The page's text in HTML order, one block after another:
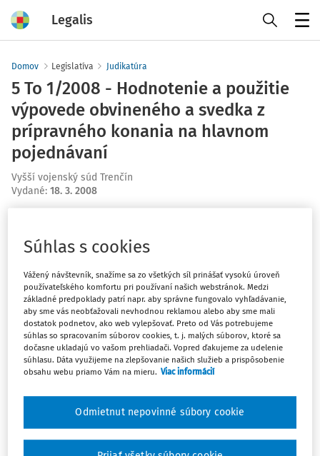
Legalis
Domov Legislatíva Judikatúra
5 To 1/2008 - Hodnotenie a použitie
výpovede obvineného a svedka z
prípravného konania na hlavnom
pojednávaní
Vyšší vojenský súd Trenčín
Vydané: 18. 3. 2008
Ups, zatiaľ ste si prečítali len
začiatok...
Celý odborný obsah z tejto oblasti je
dostupný predplatiteľom portálu.
Odomknite si prístup k odbornému
Súhlas s cookies
Vážený návštevník, snažíme sa zo všetkých síl prinášať vysokú úroveň
používateľského komfortu pri používaní našich webstránok. Medzi
základné predpoklady patrí napr. aby správne fungovalo vyhľadávanie,
aby sme vás neobťažovali nevhodnou reklamou alebo aby sme mali
dostatok podnetov, ako web vylepšovať. Preto od Vás potrebujeme
súhlas so spracovaním súborov cookies, t. j. malých súborov, ktoré sa
dočasne ukladajú vo vašom prehliadači. Vopred ďakujeme za udelenie
súhlasu. Dáta využijeme na zlepšovanie našich služieb a prispôsobenie
obsahu webu priamo Vám na mieru. Viac informácií
Odmietnut nepovinné súbory cookie